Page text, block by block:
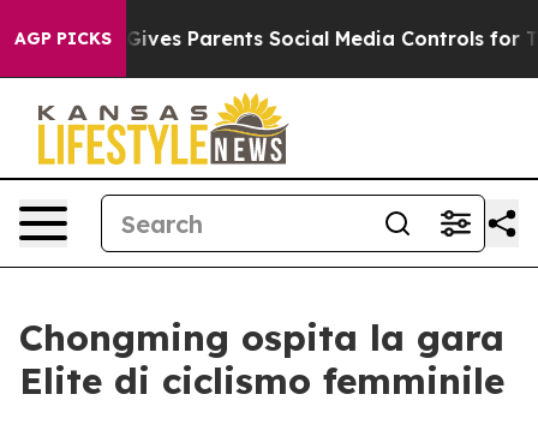
AGP PICKS
Brazil Gives Parents Social Media Controls for Their
Chongming ospita la gara
Elite di ciclismo femminile